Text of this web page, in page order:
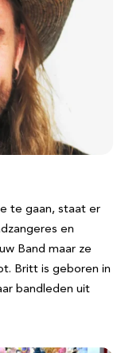
te gaan, staat er
en
Band maar ze
Britt is geboren in
bandleden uit